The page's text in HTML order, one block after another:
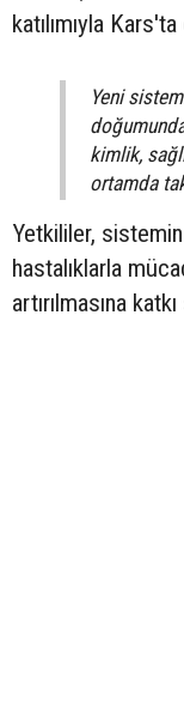
katılımıyla
Yeni
kimlik,
ortamda
Yetkililer,
hastalıklarla
artırılmasına